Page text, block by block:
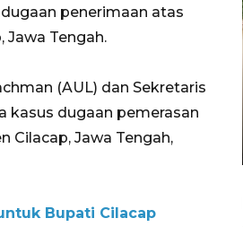
penerimaan atas
Tengah.
(AUL) dan Sekretaris
kasus dugaan pemerasan
Cilacap, Jawa Tengah,
Bupati Cilacap
Persebaya, striker
Ramadhan Sananta
asah naluri